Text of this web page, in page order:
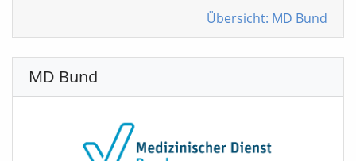
Übersicht: MD Bund
MD Bund